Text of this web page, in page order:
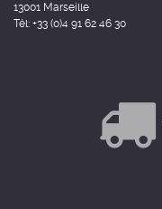
13001 Marseille
Tél: +33 (0)4 91 62 46 30